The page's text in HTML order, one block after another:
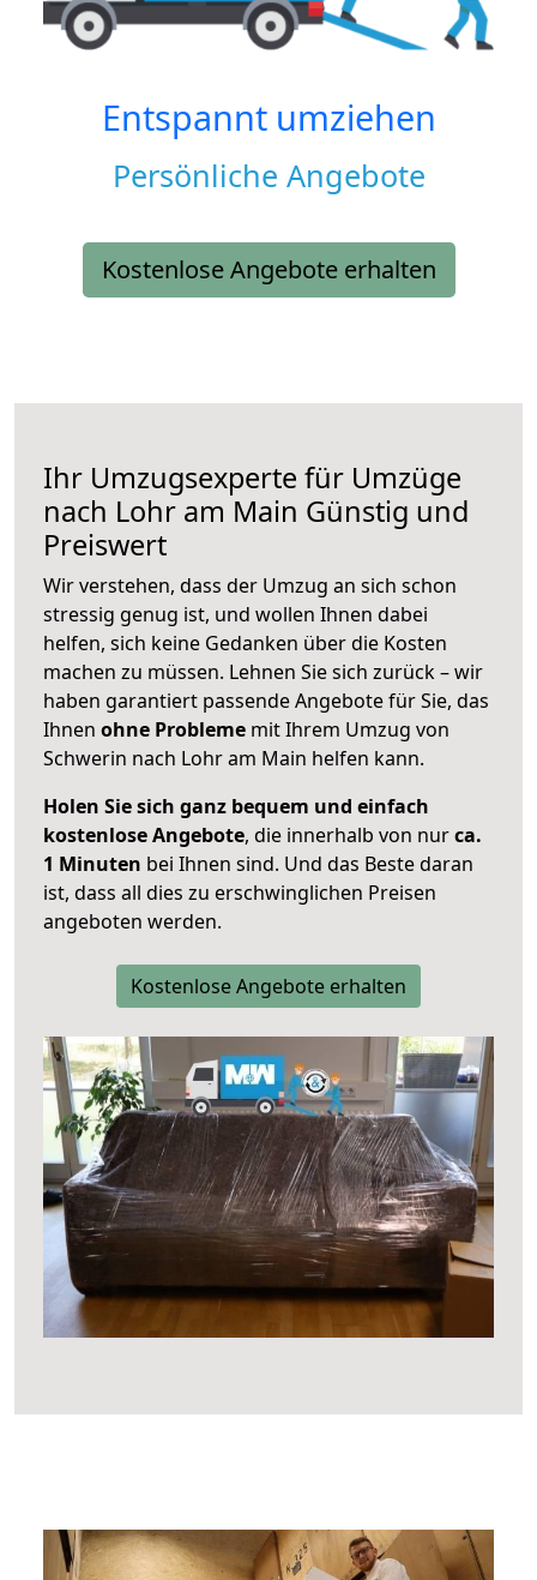
Entspannt umziehen
Persönliche Angebote
Kostenlose Angebote erhalten
Ihr Umzugsexperte für Umzüge
nach Lohr am Main Günstig und
Preiswert
Wir verstehen, dass der Umzug an sich schon
stressig genug ist, und wollen Ihnen dabei
helfen, sich keine Gedanken über die Kosten
machen zu müssen. Lehnen Sie sich zurück – wir
haben garantiert passende Angebote für Sie, das
Ihnen ohne Probleme mit Ihrem Umzug von
Schwerin nach Lohr am Main helfen kann.
Holen Sie sich ganz bequem und einfach
kostenlose Angebote, die innerhalb von nurca.
1 Minuten bei Ihnen sind. Und das Beste daran
ist, dass all dies zu erschwinglichen Preisen
angeboten werden.
Kostenlose Angebote erhalten